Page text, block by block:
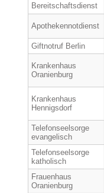
Bereitschaftsdienst
Apothekennotdienst
Giftnotruf Berlin
Krankenhaus
Oranienburg
Krankenhaus
Hennigsdorf
Telefonseelsorge
evangelisch
Telefonseelsorge
katholisch
Frauenhaus
Oranienburg